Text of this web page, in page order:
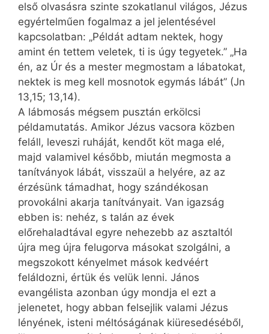
első olvasásra szinte szokatlanul világos, Jézus
egyértelműen fogalmaz a jel jelentésével
kapcsolatban: „Példát adtam nektek, hogy
amint én tettem veletek, ti is úgy tegyetek.” „Ha
én, az Úr és a mester megmostam a lábatokat,
nektek is meg kell mosnotok egymás lábát” (Jn
13,15; 13,14).
A lábmosás mégsem pusztán erkölcsi
példamutatás. Amikor Jézus vacsora közben
feláll, leveszi ruháját, kendőt köt maga elé,
majd valamivel később, miután megmosta a
tanítványok lábát, visszaül a helyére, az az
érzésünk támadhat, hogy szándékosan
provokálni akarja tanítványait. Van igazság
ebben is: nehéz, s talán az évek
előrehaladtával egyre nehezebb az asztaltól
újra meg újra felugorva másokat szolgálni, a
megszokott kényelmet mások kedvéért
feláldozni, értük és velük lenni. János
evangélista azonban úgy mondja el ezt a
jelenetet, hogy abban felsejlik valami Jézus
lényének, isteni méltóságának kiüresedéséből,